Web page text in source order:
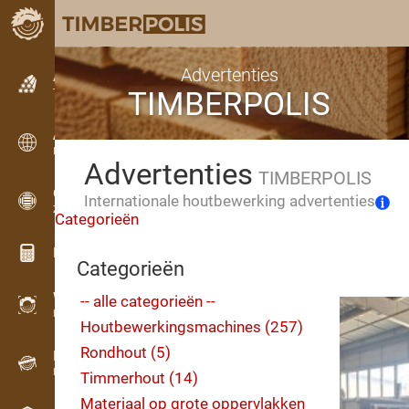
Advertenties
Tekstadvertenties
Advertenties
Internationale advertenties
OPTI-TIMB
Zaagschema’s
Hout calculators
WoodProfi
Houtvolume met AI
Datalogger
Houtinventarisatie in het veld
Advertenties
TIMBERPOLIS
Advertenties TIMBERPOLIS
Internationale houtbewerking advertenties
Categorieën
Categorieën
-- alle categorieën --
Houtbewerkingsmachines (257)
Rondhout (5)
Timmerhout (14)
Materiaal op grote oppervlakken